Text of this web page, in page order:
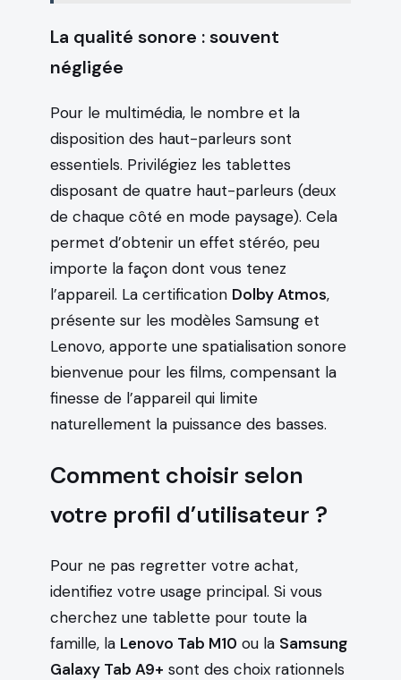
La qualité sonore : souvent
négligée
Pour le multimédia, le nombre et la
disposition des haut-parleurs sont
essentiels. Privilégiez les tablettes
disposant de quatre haut-parleurs (deux
de chaque côté en mode paysage). Cela
permet d’obtenir un effet stéréo, peu
importe la façon dont vous tenez
l’appareil. La certification Dolby Atmos,
présente sur les modèles Samsung et
Lenovo, apporte une spatialisation sonore
bienvenue pour les films, compensant la
finesse de l’appareil qui limite
naturellement la puissance des basses.
Comment choisir selon
votre profil d’utilisateur ?
Pour ne pas regretter votre achat,
identifiez votre usage principal. Si vous
cherchez une tablette pour toute la
famille, la Lenovo Tab M10 ou la Samsung
Galaxy Tab A9+ sont des choix rationnels